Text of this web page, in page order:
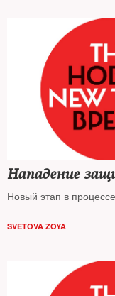
Нападение
Новый этап в
SVETOVA ZOYA